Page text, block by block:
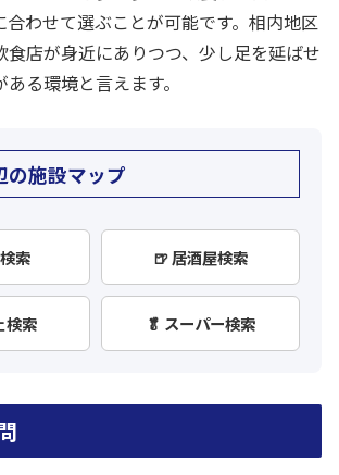
合わせて選ぶことが可能です。相内地区
食店が身近にありつつ、少し足を延ばせ
る環境と言えます。
の施設マップ
索 🍺 居酒屋検索
検索 🥬 スーパー検索